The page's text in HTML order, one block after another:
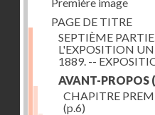
PAGE DE TITRE
SEPTIÈME
L'EXPOSITION
1889. --
AVANT-PROPOS
CHAPITRE
(p.6)